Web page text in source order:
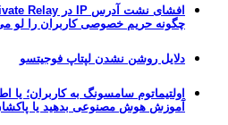
چگونه حریم خصوصی کاربران را لو
دلایل روشن نشدن لپتاپ فوجیتسو
اولتیماتوم سامسونگ به کاربران؛ یا
آموزش هوش مصنوعی بدهید یا